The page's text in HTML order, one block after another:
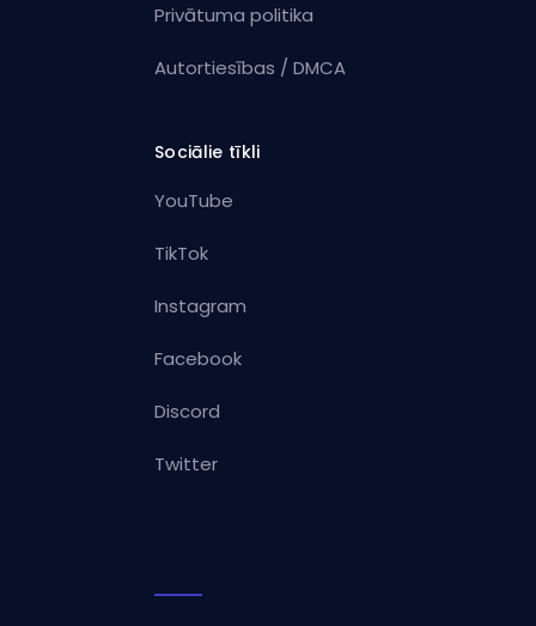
Privātuma politika
Autortiesības / DMCA
Sociālie tīkli
YouTube
TikTok
Instagram
Facebook
Discord
Twitter